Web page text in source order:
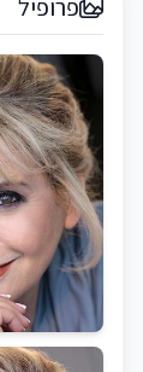
פרופיל